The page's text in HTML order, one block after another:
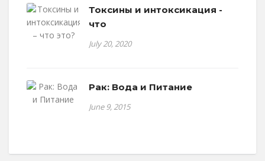
Токсины и интоксикация -
что
July 20, 2020
Рак: Вода и Питание
June 9, 2015